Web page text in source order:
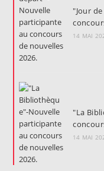
"Jour
14 MAI
"La
14 MAI